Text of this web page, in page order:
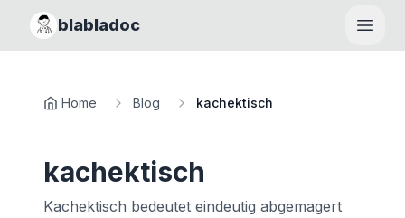
blabladoc
Home Blog kachektisch
kachektisch
Kachektisch bedeutet eindeutig abgemagert